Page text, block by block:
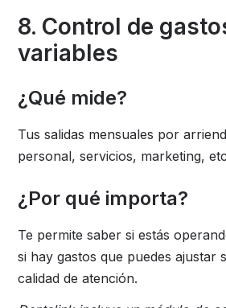
8. Control de
variables
¿Qué mide?
Tus salidas mensuales por
personal, servicios, marketing,
¿Por qué importa?
Te permite saber si estás
si hay gastos que puedes ajustar
calidad de atención.